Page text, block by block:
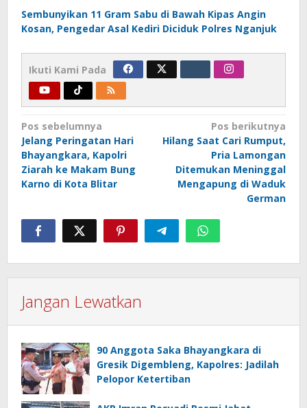
Sembunyikan 11 Gram Sabu di Bawah Kipas Angin
Kosan, Pengedar Asal Kediri Diciduk Polres Nganjuk
Ikuti Kami Pada
Navigasi
pos
Pos sebelumnya
Jelang Peringatan Hari
Bhayangkara, Kapolri
Ziarah ke Makam Bung
Karno di Kota Blitar
Pos berikutnya
Hilang Saat Cari Rumput,
Pria Lamongan
Ditemukan Meninggal
Mengapung di Waduk
German
Jangan Lewatkan
90 Anggota Saka Bhayangkara di
Gresik Digembleng, Kapolres: Jadilah
Pelopor Ketertiban